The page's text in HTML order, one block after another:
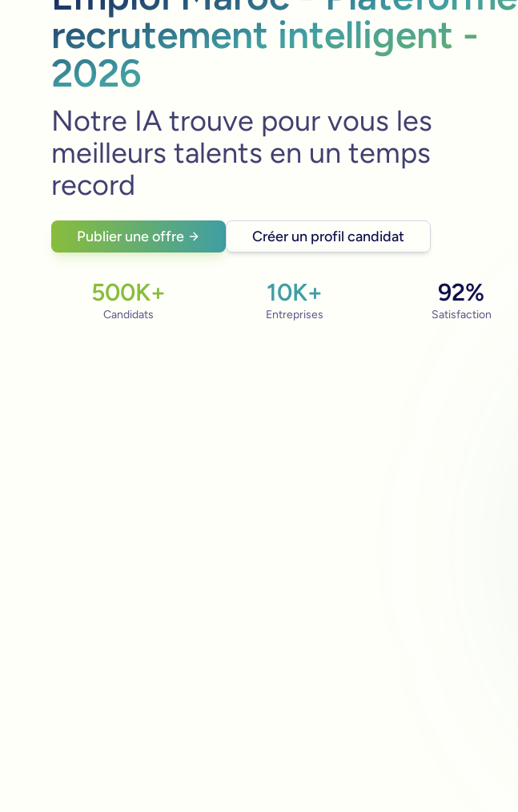
recrutement intelligent -
2026
Notre IA trouve pour vous les
meilleurs talents en un temps
record
Publier une offre Créer un profil candidat
500K+
Candidats
10K+
Entreprises
92%
Satisfaction